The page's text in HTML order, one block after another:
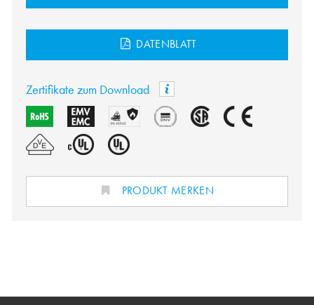
DATENBLATT
Zertifikate zum Download
PRODUKT MERKEN